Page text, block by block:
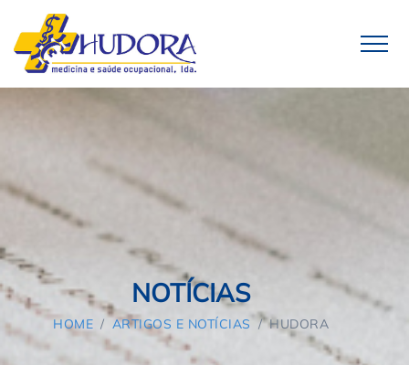
NOTÍCIAS
HOME / ARTIGOS E NOTÍCIAS / HUDORA